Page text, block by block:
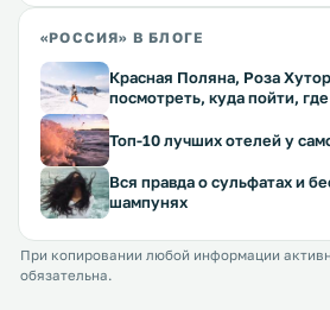
«РОССИЯ» В БЛОГЕ
Красная Поляна, Роза
посмотреть, куда пойти,
Топ-10 лучших отелей у
Вся правда о сульфатах и
шампунях
При копировании любой информации
обязательна.